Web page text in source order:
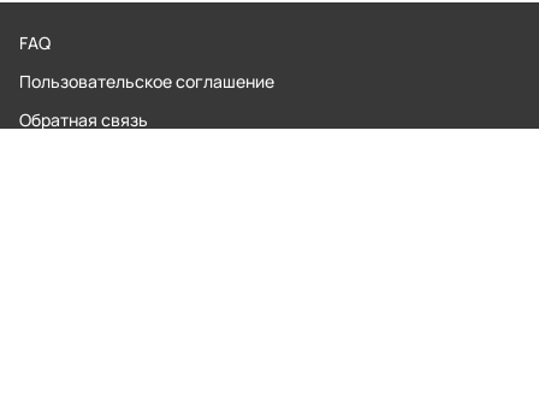
FAQ
Пользовательское соглашение
Обратная связь